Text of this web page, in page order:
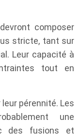
composer
stricte, tant sur
Leur capacité à
tout en
pérennité. Les
une
des fusions et